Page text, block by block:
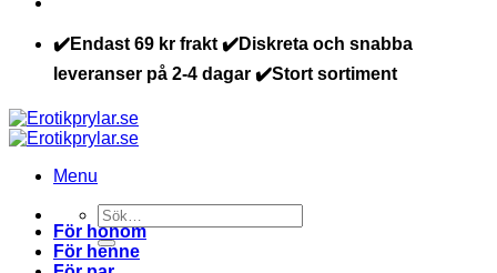
✔️Endast 69 kr frakt ✔️Diskreta och snabba
leveranser på 2-4 dagar ✔️Stort sortiment
Menu
Sök
efter:
För honom
För henne